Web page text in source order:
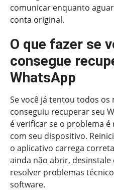
comunicar enquanto
conta original.
O que fazer se
consegue
WhatsApp
Se você já tentou todos os
conseguiu recuperar seu
é verificar se o problema
com seu dispositivo.
o aplicativo carrega
ainda não abrir, desinstale
resolver problemas
software.